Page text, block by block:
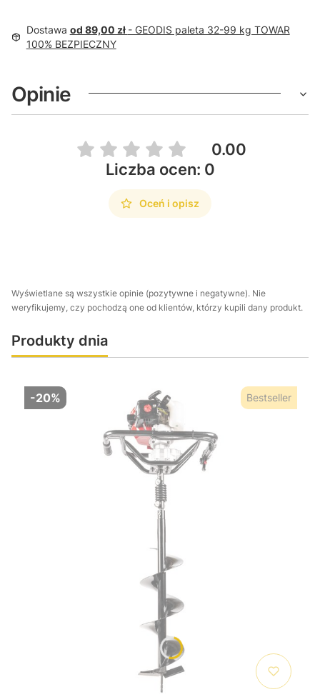
Dostawa od 89,00 zł - GEODIS paleta 32-99 kg TOWAR
100% BEZPIECZNY
Opinie
0.00
Liczba ocen: 0
Oceń i opisz
Wyświetlane są wszystkie opinie (pozytywne i negatywne). Nie
weryfikujemy, czy pochodzą one od klientów, którzy kupili dany produkt.
Produkty dnia
-20% Bestseller